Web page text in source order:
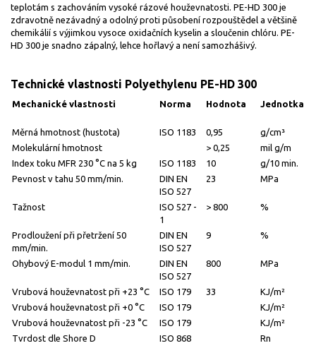
teplotám s zachováním vysoké rázové houževnatosti. PE-HD 300 je
zdravotně nezávadný a odolný proti působení rozpouštědel a většině
chemikálií s výjimkou vysoce oxidačních kyselin a sloučenin chlóru. PE-
HD 300 je snadno zápalný, lehce hořlavý a není samozhášivý.
Technické vlastnosti Polyethylenu PE-HD 300
Mechanické vlastnosti Norma Hodnota Jednotka
Měrná hmotnost (hustota) ISO 1183 0,95
g/cm³
Molekulární hmotnost
> 0,25
mil g/m
Index toku MFR 230 °C na 5 kg
ISO 1183 10
g/10 min.
Pevnost v tahu 50 mm/min.
DIN EN
ISO 527
23 MPa
Tažnost
ISO 527 -
1
> 800 %
Prodloužení při přetržení 50
mm/min.
DIN EN
ISO 527
9 %
Ohybový E-modul 1 mm/min.
DIN EN
ISO 527
800 MPa
Vrubová houževnatost při +23 °C ISO 179 33
KJ/m²
Vrubová houževnatost při +0 °C
ISO 179
KJ/m²
Vrubová houževnatost při -23 °C
ISO 179
KJ/m²
Tvrdost dle Shore D
ISO 868
Rn